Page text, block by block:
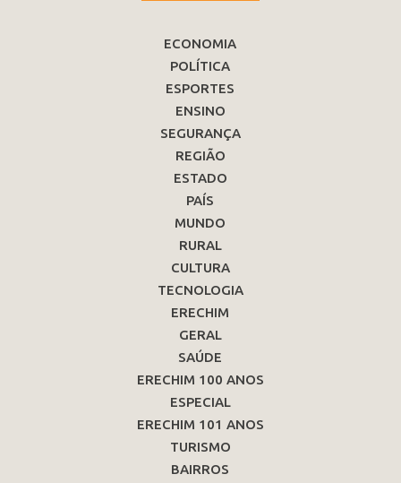
ECONOMIA
POLÍTICA
ESPORTES
ENSINO
SEGURANÇA
REGIÃO
ESTADO
PAÍS
MUNDO
RURAL
CULTURA
TECNOLOGIA
ERECHIM
GERAL
SAÚDE
ERECHIM 100 ANOS
ESPECIAL
ERECHIM 101 ANOS
TURISMO
BAIRROS